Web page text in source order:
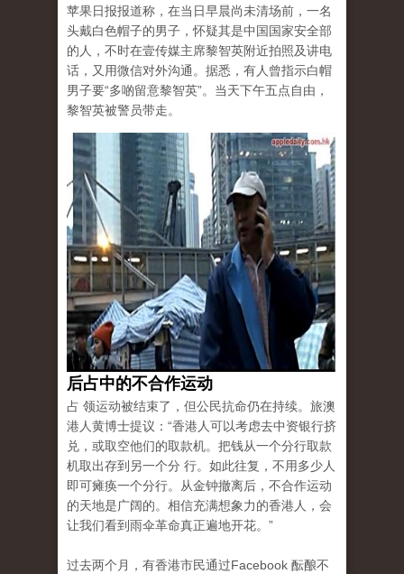
苹果日报报道称，在当日早晨尚未清场前，一名
头戴白色帽子的男子，怀疑其是中国国家安全部
的人，不时在壹传媒主席黎智英附近拍照及讲电
话，又用微信对外沟通。据悉，有人曾指示白帽
男子要“多啲留意黎智英”。当天下午五点自由，
黎智英被警员带走。
后占中的不合作运动
占 领运动被结束了，但公民抗命仍在持续。旅澳
港人黄博士提议：“香港人可以考虑去中资银行挤
兑，或取空他们的取款机。把钱从一个分行取款
机取出存到另一个分 行。如此往复，不用多少人
即可瘫痪一个分行。从金钟撤离后，不合作运动
的天地是广阔的。相信充满想象力的香港人，会
让我们看到雨伞革命真正遍地开花。”
过去两个月，有香港市民通过Facebook 酝酿不